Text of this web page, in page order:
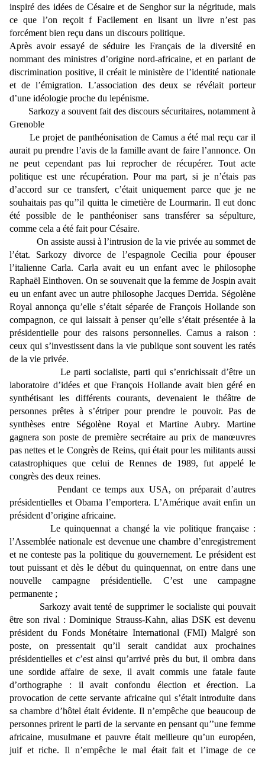
inspiré des idées de Césaire et de Senghor sur la négritude, mais
ce que l’on reçoit f Facilement en lisant un livre n’est pas
forcément bien reçu dans un discours politique.
Après avoir essayé de séduire les Français de la diversité en
nommant des ministres d’origine nord-africaine, et en parlant de
discrimination positive, il créait le ministère de l’identité nationale
et de l’émigration. L’association des deux se révélait porteur
d’une idéologie proche du lepénisme.
Sarkozy a souvent fait des discours sécuritaires, notamment à
Grenoble
Le projet de panthéonisation de Camus a été mal reçu car il
aurait pu prendre l’avis de la famille avant de faire l’annonce. On
ne peut cependant pas lui reprocher de récupérer. Tout acte
politique est une récupération. Pour ma part, si je n’étais pas
d’accord sur ce transfert, c’était uniquement parce que je ne
souhaitais pas qu’’il quitta le cimetière de Lourmarin. Il eut donc
été possible de le panthéoniser sans transférer sa sépulture,
comme cela a été fait pour Césaire.
On assiste aussi à l’intrusion de la vie privée au sommet de
l’état. Sarkozy divorce de l’espagnole Cecilia pour épouser
l’italienne Carla. Carla avait eu un enfant avec le philosophe
Raphaël Einthoven. On se souvenait que la femme de Jospin avait
eu un enfant avec un autre philosophe Jacques Derrida. Ségolène
Royal annonça qu’elle s’était séparée de François Hollande son
compagnon, ce qui laissait à penser qu’elle s’était présentée à la
présidentielle pour des raisons personnelles. Camus a raison :
ceux qui s’investissent dans la vie publique sont souvent les ratés
de la vie privée.
Le parti socialiste, parti qui s’enrichissait d’être un
laboratoire d’idées et que François Hollande avait bien géré en
synthétisant les différents courants, devenaient le théâtre de
personnes prêtes à s’étriper pour prendre le pouvoir. Pas de
synthèses entre Ségolène Royal et Martine Aubry. Martine
gagnera son poste de première secrétaire au prix de manœuvres
pas nettes et le Congrès de Reins, qui était pour les militants aussi
catastrophiques que celui de Rennes de 1989, fut appelé le
congrès des deux reines.
Pendant ce temps aux USA, on préparait d’autres
présidentielles et Obama l’emportera. L’Amérique avait enfin un
président d’origine africaine.
Le quinquennat a changé la vie politique française :
l’Assemblée nationale est devenue une chambre d’enregistrement
et ne conteste pas la politique du gouvernement. Le président est
tout puissant et dès le début du quinquennat, on entre dans une
nouvelle campagne présidentielle. C’est une campagne
permanente ;
Sarkozy avait tenté de supprimer le socialiste qui pouvait
être son rival : Dominique Strauss-Kahn, alias DSK est devenu
président du Fonds Monétaire International (FMI) Malgré son
poste, on pressentait qu’il serait candidat aux prochaines
présidentielles et c’est ainsi qu’arrivé près du but, il ombra dans
une sordide affaire de sexe, il avait commis une fatale faute
d’orthographe : il avait confondu élection et érection. La
provocation de cette servante africaine qui s’était introduite dans
sa chambre d’hôtel était évidente. Il n’empêche que beaucoup de
personnes prirent le parti de la servante en pensant qu’’une femme
africaine, musulmane et pauvre était meilleure qu’un européen,
juif et riche. Il n’empêche le mal était fait et l’image de ce